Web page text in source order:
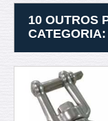
10 OUTROS
CATEGORIA: